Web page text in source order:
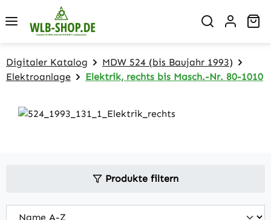
Zum Hauptinhalt springen
Digitaler Katalog
MDW 524 (bis Baujahr 1993)
Elektroanlage
Elektrik, rechts bis Masch.-Nr. 80-1010
Produkte filtern